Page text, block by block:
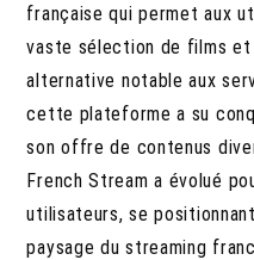
française qui permet aux
vaste sélection de films et
alternative notable aux
cette plateforme a su
son offre de contenus
French Stream a évolué
utilisateurs, se
paysage du streaming